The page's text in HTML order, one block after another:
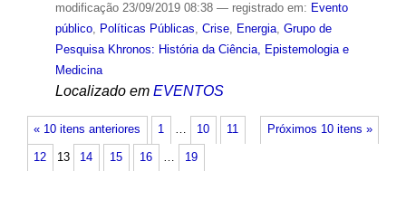
modificação23/09/2019 08:38 — registrado em: Evento
público, Políticas Públicas, Crise, Energia, Grupo de
Pesquisa Khronos: História da Ciência, Epistemologia e
Medicina
Localizado em EVENTOS
« 10 itens anteriores Próximos 10 itens »
1 … 10 11
12 13 14 15 16 … 19